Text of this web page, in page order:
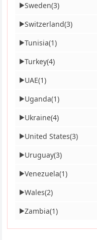
▶Sweden(3)
▶Switzerland(3)
▶Tunisia(1)
▶Turkey(4)
▶UAE(1)
▶Uganda(1)
▶Ukraine(4)
▶United States(3)
▶Uruguay(3)
▶Venezuela(1)
▶Wales(2)
▶Zambia(1)